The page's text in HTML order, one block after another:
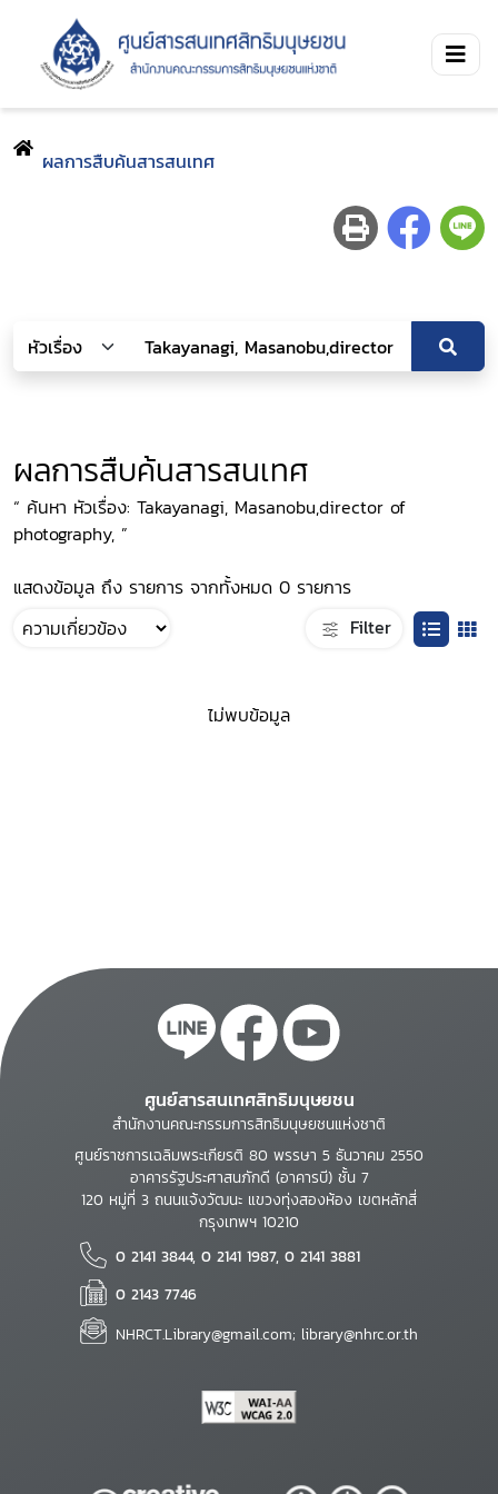
ผลการสืบค้นสารสนเทศ
ผลการสืบค้นสารสนเทศ
“ ค้นหา หัวเรื่อง: Takayanagi, Masanobu,director of
photography, ”
แสดงข้อมูล ถึง รายการ จากทั้งหมด 0 รายการ
Filter
ไม่พบข้อมูล
ศูนย์สารสนเทศสิทธิมนุษยชน
สำนักงานคณะกรรมการสิทธิมนุษยชนแห่งชาติ
ศูนย์ราชการเฉลิมพระเกียรติ 80 พรรษา 5 ธันวาคม 2550
อาคารรัฐประศาสนภักดี (อาคารบี) ชั้น 7
120 หมู่ที่ 3 ถนนแจ้งวัฒนะ แขวงทุ่งสองห้อง เขตหลักสี่
กรุงเทพฯ 10210
0 2141 3844, 0 2141 1987, 0 2141 3881
0 2143 7746
NHRCT.Library@gmail.com; library@nhrc.or.th